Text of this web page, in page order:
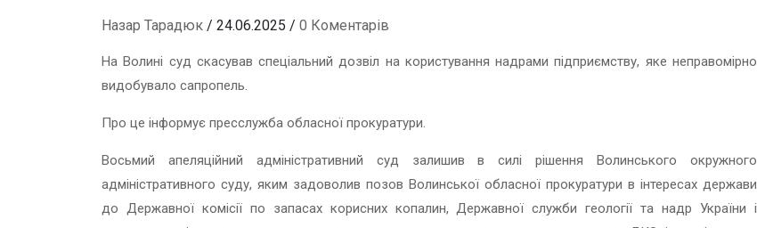
Назар Тарадюк / 24.06.2025 / 0 Коментарів
На Волині суд скасував спеціальний дозвіл на користування надрами підприємству, яке неправомірно
видобувало сапропель.
Про це інформує пресслужба обласної прокуратури.
Восьмий апеляційний адміністративний суд залишив в силі рішення Волинського окружного
адміністративного суду, яким задоволив позов Волинської обласної прокуратури в інтересах держави
до Державної комісії по запасах корисних копалин, Державної служби геології та надр України і